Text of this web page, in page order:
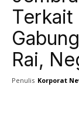
Terkait
Rai,
Penulis Korporat